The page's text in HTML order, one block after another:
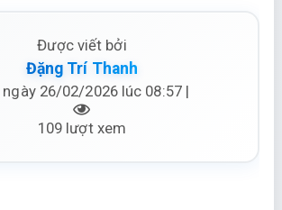
Được viết bởi
Đặng Trí Thanh
26/02/2026 lúc 08:57 |
109 lượt xem